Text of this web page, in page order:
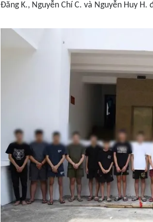
Đăng K., Nguyễn Chí C. và Nguyễn Huy H.